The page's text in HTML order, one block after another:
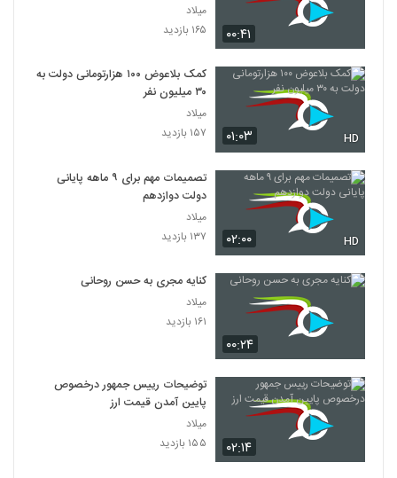
۰۰:۴۱
میلاد
۱۶۵ بازدید
۰۱:۰۳ HD
کمک بلاعوض ۱۰۰ هزارتومانی دولت به
۳۰ میلیون نفر
میلاد
۱۵۷ بازدید
۰۲:۰۰ HD
تصمیمات مهم برای ۹ ماهه پایانی
دولت دوازدهم
میلاد
۱۳۷ بازدید
۰۰:۲۴
کنایه مجری به حسن روحانی
میلاد
۱۶۱ بازدید
۰۲:۱۴
توضیحات رییس جمهور درخصوص
پایین آمدن قیمت ارز
میلاد
۱۵۵ بازدید